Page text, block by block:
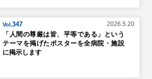
Vol.347
「人間の尊厳は皆、平等である」という
テーマを掲げたポスターを全病院・施設
に掲示します
2026.5.20